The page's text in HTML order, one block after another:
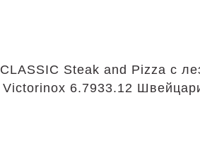
Steak and Pizza с
Victorinox 6.7933.12